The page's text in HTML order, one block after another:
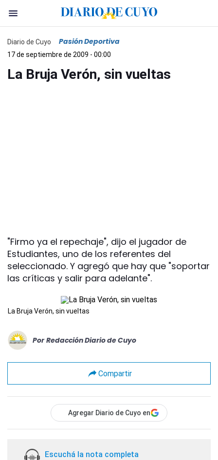
Diario de Cuyo Pasión Deportiva
17 de septiembre de 2009 - 00:00
La Bruja Verón, sin vueltas
"Firmo ya el repechaje", dijo el jugador de
Estudiantes, uno de los referentes del
seleccionado. Y agregó que hay que "soportar
las críticas y salir para adelante".
La Bruja Verón, sin vueltas
Por Redacción Diario de Cuyo
Compartir
Agregar Diario de Cuyo en
Escuchá la nota completa